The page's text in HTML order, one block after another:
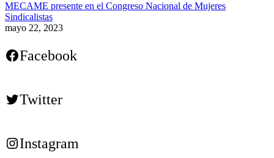
MECAME presente en el Congreso Nacional de Mujeres
Sindicalistas
mayo 22, 2023
Facebook
Twitter
Instagram